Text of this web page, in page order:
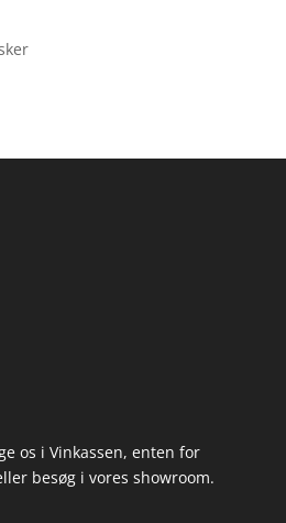
os i Vinkassen, enten for
besøg i vores showroom.